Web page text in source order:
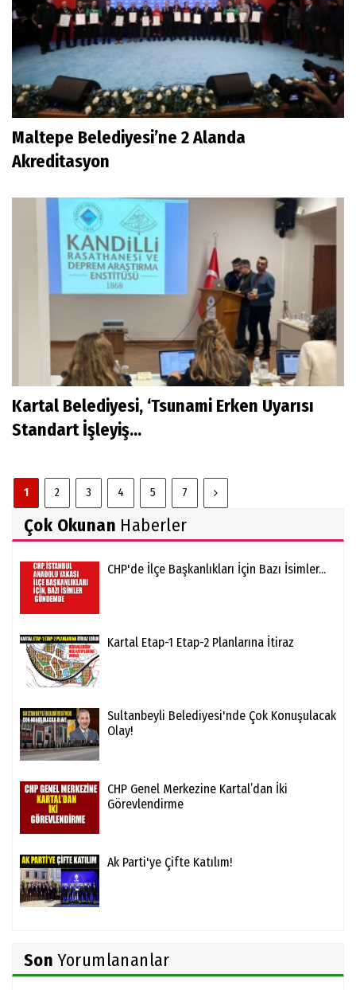
Maltepe Belediyesi’ne 2 Alanda
Akreditasyon
Kartal Belediyesi, ‘Tsunami Erken Uyarısı
Standart İşleyiş...
1 2 3 4 5 7
Çok Okunan Haberler
CHP'de İlçe Başkanlıkları İçin Bazı İsimler...
Kartal Etap-1 Etap-2 Planlarına İtiraz
Sultanbeyli Belediyesi'nde Çok Konuşulacak
Olay!
CHP Genel Merkezine Kartal’dan İki
Görevlendirme
Ak Parti'ye Çifte Katılım!
Son Yorumlananlar